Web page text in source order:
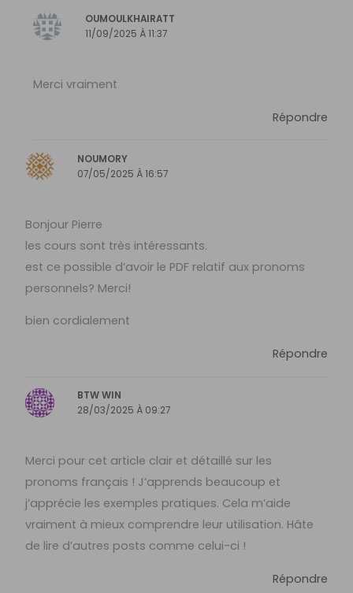
OUMOULKHAIRATT
11/09/2025 À 11:37
Merci vraiment
Répondre
NOUMORY
07/05/2025 À 16:57
Bonjour Pierre
les cours sont très intéressants.
est ce possible d’avoir le PDF relatif aux pronoms
personnels? Merci!
bien cordialement
Répondre
BTW WIN
28/03/2025 À 09:27
Merci pour cet article clair et détaillé sur les
pronoms français ! J’apprends beaucoup et
j’apprécie les exemples pratiques. Cela m’aide
vraiment à mieux comprendre leur utilisation. Hâte
de lire d’autres posts comme celui-ci !
Répondre